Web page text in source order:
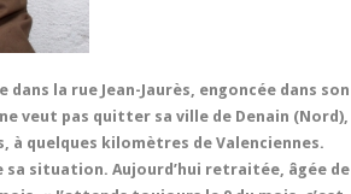
la rue Jean-Jaurès, engoncée dans son
veut pas quitter sa ville de Denain (Nord),
quelques kilomètres de Valenciennes.
situation. Aujourd’hui retraitée, âgée de